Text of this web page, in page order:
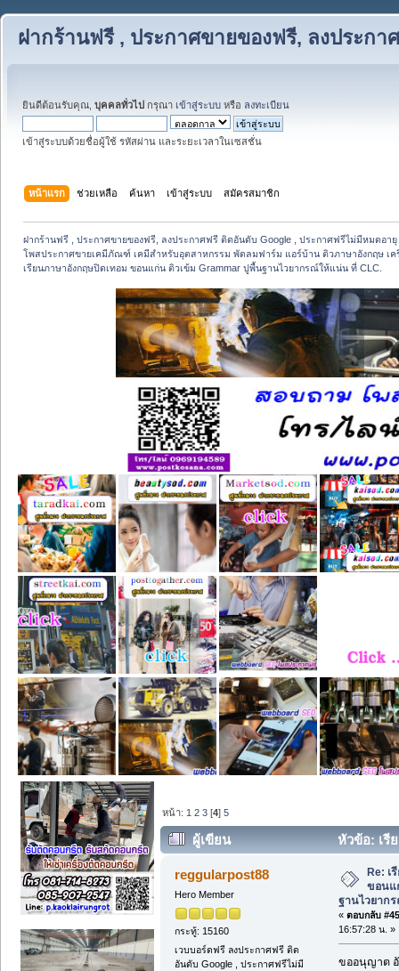
ฝากร้านฟรี , ประกาศขายของฟรี, ลงประก
ยินดีต้อนรับคุณ, บุคคลทั่วไป กรุณา เข้าสู่ระบบ หรือ ลงทะเบียน
เข้าสู่ระบบด้วยชื่อผู้ใช้ รหัสผ่าน และระยะเวลาในเซสชั่น
หน้าแรก ช่วยเหลือ ค้นหา เข้าสู่ระบบ สมัครสมาชิก
ฝากร้านฟรี , ประกาศขายของฟรี, ลงประกาศฟรี ติดอันดับ Google , ประกาศฟรีไม่มีหมดอายุ
โพสประกาศขายเคมีภัณฑ์ เคมีสำหรับอุตสาหกรรม พัดลมฟาร์ม แอร์บ้าน ติวภาษาอังกฤษ เ
เรียนภาษาอังกฤษปิดเทอม ขอนแก่น ติวเข้ม Grammar ปูพื้นฐานไวยากรณ์ให้แน่น ที่ CLC.
หน้า: 1 2 3 [4]5
ผู้เขียน
หัวข้อ: เรี
พื้นฐานไวยากรณ์ให้แน่น ที่ CLC. (อ่าน
reggularpost88
Hero Member
กระทู้: 15160
เวบบอร์ดฟรี ลงประกาศฟรี ติด
อันดับ Google , ประกาศฟรีไม่มี
Re: เ
ขอนแ
ฐานไวยาก
« ตอบกลับ
16:57:28 น. »
ขออนุญาต